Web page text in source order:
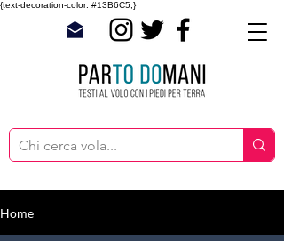
{text-decoration-color: #13B6C5;}
Home